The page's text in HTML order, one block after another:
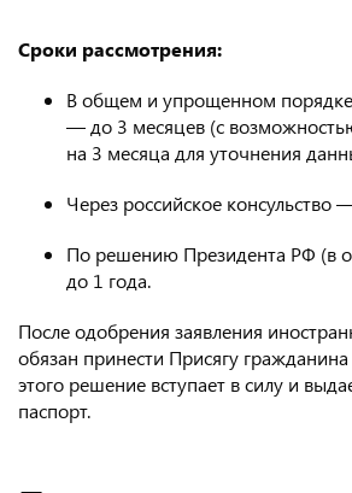
Сроки рассмотрения:
В общем и упрощенном
— до 3 месяцев (с
на 3 месяца для уточнения
Через российское консульство
По решению Президента РФ (в
до 1 года.
После одобрения заявления
обязан принести Присягу
этого решение вступает в силу и
паспорт.